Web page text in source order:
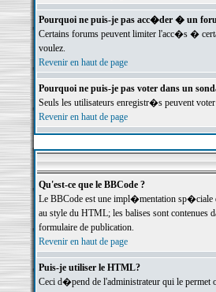
Pourquoi ne puis-je pas acc�der � un
Certains forums peuvent limiter l'acc�s �
voulez.
Revenir en haut de page
Pourquoi ne puis-je pas voter dans un
Seuls les utilisateurs enregistr�s peuvent
Revenir en haut de page
Qu'est-ce que le BBCode ?
Le BBCode est une impl�mentation sp�ciale
au style du HTML; les balises sont
formulaire de publication.
Revenir en haut de page
Puis-je utiliser le HTML?
Ceci d�pend de l'administrateur qui le permet